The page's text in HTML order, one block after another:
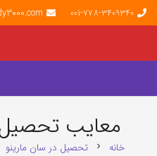
001-778-3409340
معایب تحصیل
خانه chevron_right تحصیل در سان مارینو